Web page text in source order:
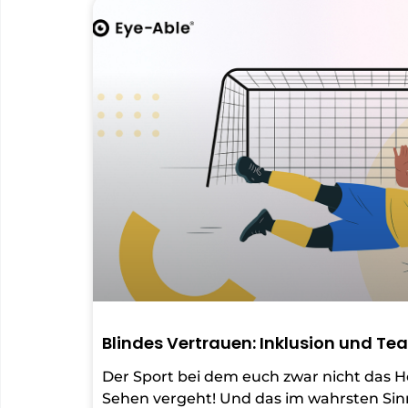
Blindes Vertrauen: Inklusion und
Der Sport bei dem euch zwar nicht das
Sehen vergeht! Und das im wahrsten